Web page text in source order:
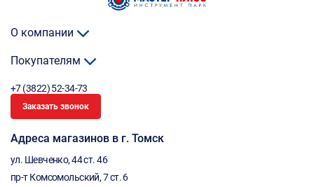
О компании
Покупателям
+7 (3822) 52-34-73
Заказать звонок
Адреса магазинов в г. Томск
ул. Шевченко, 44 ст. 46
пр-т Комсомольский, 7 ст. 6